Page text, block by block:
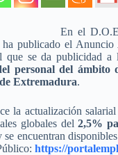
En el
ha publicado el
que se da publicidad
personal del ámbito
Extremadura.
la actualización
globales del2,5%
se encuentran
https://